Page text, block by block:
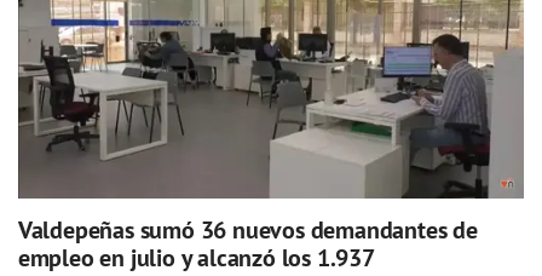
Valdepeñas sumó 36 nuevos demandantes de
empleo en julio y alcanzó los 1.937